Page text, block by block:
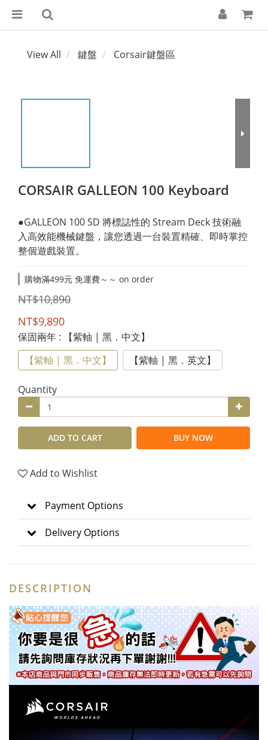
View All 鍵盤 Corsair鍵盤區
CORSAIR GALLEON 100 Keyboard
●GALLEON 100 SD 將標誌性的 Stream Deck 技術融
入高效能機械鍵盤，讓您透過一台裝置精確、即時掌控
整個遊戲裝置。
購物滿499元 免運費～～ on order
NT$10,890
NT$9,890
保固兩年 : 【紫軸 | 黑．中文】
【紫軸 | 黑．中文】
【紫軸 | 黑．英文】
Quantity
ADD TO CART BUY NOW
Add to Wishlist
Payment Options
Delivery Options
DESCRIPTION